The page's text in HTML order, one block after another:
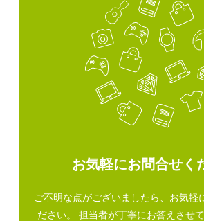
お気軽にお問合せく
ご不明な点がございましたら、お気軽
ださい。 担当者が丁寧にお答えさせ